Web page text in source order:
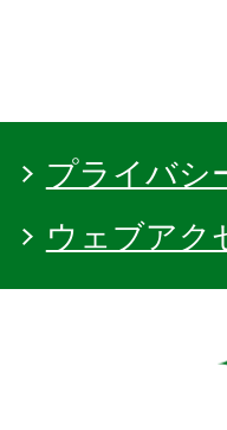
プライバシ
ウェブアク